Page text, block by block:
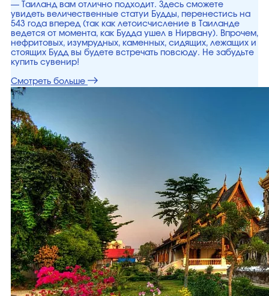
— Таиланд вам отлично подходит. Здесь сможете
увидеть величественные статуи Будды, перенестись на
543 года вперед (так как летоисчисление в Таиланде
ведется от момента, как Будда ушел в Нирвану). Впрочем,
нефритовых, изумрудных, каменных, сидящих, лежащих и
стоящих Будд вы будете встречать повсюду. Не забудьте
купить сувенир!
Смотреть больше